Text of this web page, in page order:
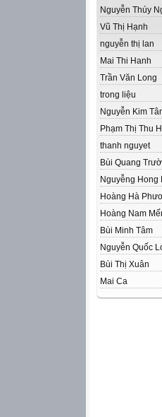
Nguyễn Thúy
Vũ Thị Hạnh
nguyễn thị lan
Mai Thi Hanh
Trần Văn Long
trong liệu
Nguyễn Kim
Phạm Thị Thu
thanh nguyet
Bùi Quang
Nguyễng Hong
Hoàng Hà
Hoàng Nam
Bùi Minh Tâm
Nguyễn Quốc
Bùi Thị Xuân
Mai Ca